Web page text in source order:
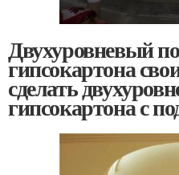
Двухуровневый
гипсокартона
сделать
гипсокартона с